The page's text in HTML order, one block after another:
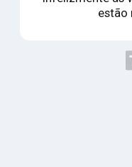
estão